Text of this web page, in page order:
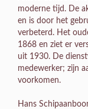
moderne tijd. De
en is door het
verbeterd. Het
1868 en ziet er
uit 1930. De
medewerker; zijn
voorkomen.
Hans